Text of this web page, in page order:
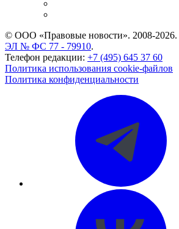
© ООО «Правовые новости». 2008-2026.
ЭЛ № ФС 77 - 79910.
Телефон редакции: +7 (495) 645 37 60
Политика использования cookie-файлов
Политика конфиденциальности